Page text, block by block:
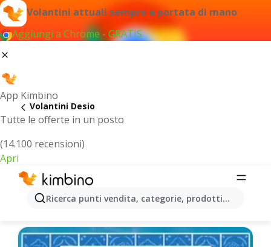
Volantini attuali sempre a portata di mano
Aggiungi a Chrome - GRATIS
App Kimbino
Tutte le offerte in un posto
(14.100 recensioni)
Apri
Ricerca punti vendita, categorie, prodotti...
Volantini Desio
Desio - Volantini più recenti